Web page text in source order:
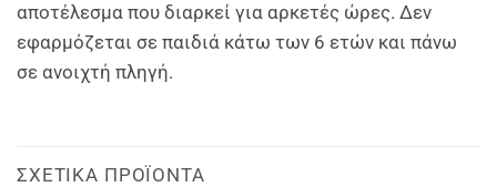
αποτέλεσμα που διαρκεί για αρκετές ώρες. Δεν
εφαρμόζεται σε παιδιά κάτω των 6 ετών και πάνω
σε ανοιχτή πληγή.
ΣΧΕΤΙΚΆ ΠΡΟΪΌΝΤΑ